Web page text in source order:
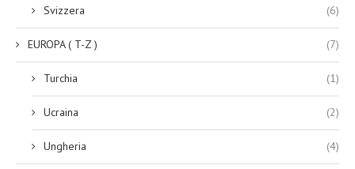
Svizzera (6)
EUROPA ( T-Z ) (7)
Turchia (1)
Ucraina (2)
Ungheria (4)